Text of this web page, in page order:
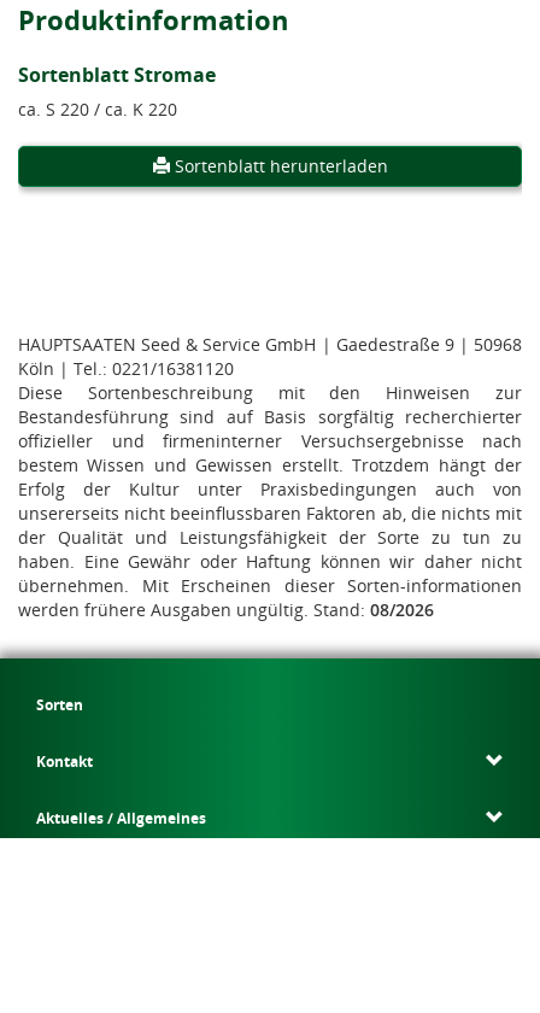
Produktinformation
Sortenblatt Stromae
ca. S 220 / ca. K 220
Sortenblatt herunterladen
HAUPTSAATEN Seed & Service GmbH | Gaedestraße 9 | 50968
Köln | Tel.: 0221/16381120
Diese Sortenbeschreibung mit den Hinweisen zur
Bestandesführung sind auf Basis sorgfältig recherchierter
offizieller und firmeninterner Versuchsergebnisse nach
bestem Wissen und Gewissen erstellt. Trotzdem hängt der
Erfolg der Kultur unter Praxisbedingungen auch von
unsererseits nicht beeinflussbaren Faktoren ab, die nichts mit
der Qualität und Leistungsfähigkeit der Sorte zu tun zu
haben. Eine Gewähr oder Haftung können wir daher nicht
übernehmen. Mit Erscheinen dieser Sorten-informationen
werden frühere Ausgaben ungültig. Stand: 08/2026
Sorten
Kontakt
Aktuelles / Allgemeines